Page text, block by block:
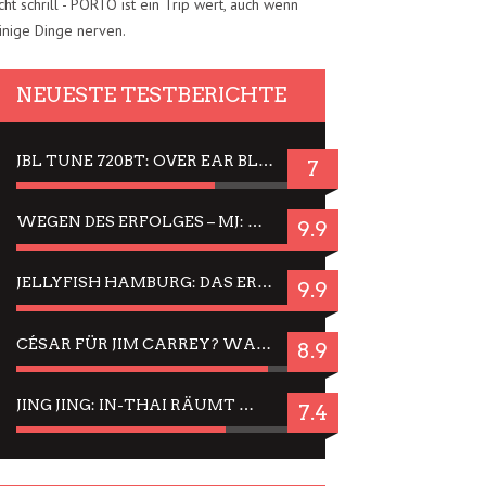
schrill - PORTO ist ein Trip wert, auch wenn
Dinge nerven.
NEUESTE TESTBERICHTE
JBL TUNE 720BT: OVER EAR BLUETOOTH KOPFHÖRER UM DIE 50,-€ IM DAUER-TEST 7
WEGEN DES ERFOLGES – MJ: MICHAEL JACKSON MUSICAL IN EINER MATINEE SEHEN 9.9
JELLYFISH HAMBURG: DAS ERFOLGREICHE SOMMER-MENÜ 2025 IN GEFÜHLEN UND BILDERN 9.9
CÉSAR FÜR JIM CARREY? WARUM DAS EINER DER NERVIGSTEN ACTORS IST UND BLEIBT 8.9
JING JING: IN-THAI RÄUMT WIEDER TITEL AB – EIN ZWEI-STUNDEN-ERLEBNISBERICHT 7.4